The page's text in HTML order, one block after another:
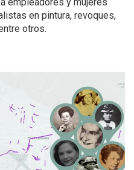
en pintura, revoques,
otros.